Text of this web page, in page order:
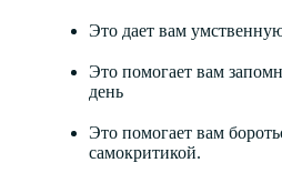
Это дает вам
Это помогает вам
день
Это помогает вам
самокритикой.